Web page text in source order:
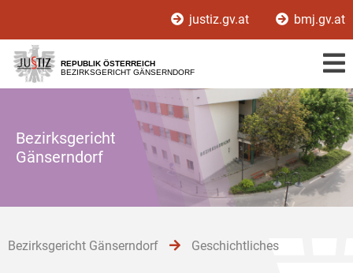
[1]
[2]
[3]
justiz.gv.at bmj.gv.at
REPUBLIK ÖSTERREICH
BEZIRKSGERICHT GÄNSERNDORF
Bezirksgericht
Gänserndorf
Bezirksgericht Gänserndorf Geschichtliches